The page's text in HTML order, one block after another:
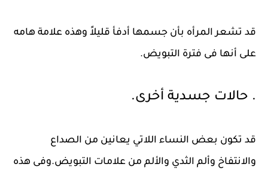
قد تشعر المرأه بأن جسمها أدفأ قليلاً وهذه علامة هامه
على أنها فى فترة التبويض.
. حالات جسدية أخرى.
قد تكون بعض النساء اللاتي يعانين من الصداع
والانتفاخ وألم الثدي والألم من علامات التبويض.وفى هذه